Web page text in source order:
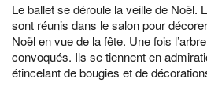
Le ballet se déroule la veille de Noël.
sont réunis dans le salon pour
Noël en vue de la fête. Une fois
convoqués. Ils se tiennent en
étincelant de bougies et de